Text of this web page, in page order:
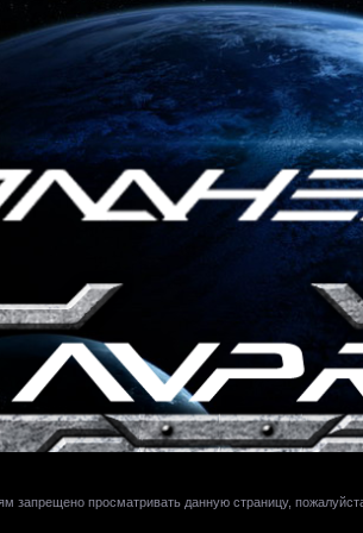
запрещено просматривать данную страницу,